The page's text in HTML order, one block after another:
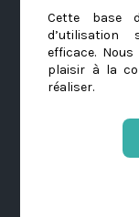
Cette base
d’utilisation
efficace.
plaisir à la
réaliser.